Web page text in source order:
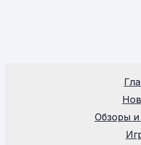
Обзоры и